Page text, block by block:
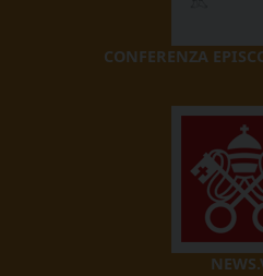
CONFERENZA